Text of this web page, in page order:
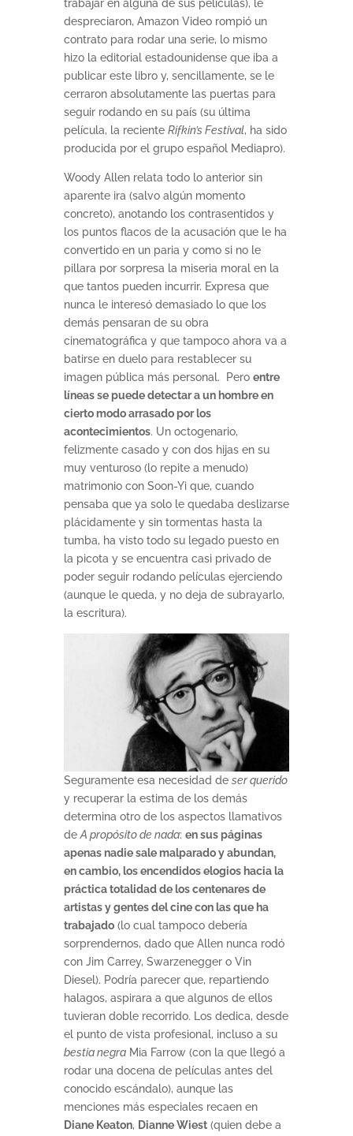
trabajar en alguna de sus películas), le
despreciaron, Amazon Video rompió un
contrato para rodar una serie, lo mismo
hizo la editorial estadounidense que iba a
publicar este libro y, sencillamente, se le
cerraron absolutamente las puertas para
seguir rodando en su país (su última
película, la reciente Rifkin’s Festival, ha sido
producida por el grupo español Mediapro).
Woody Allen relata todo lo anterior sin
aparente ira (salvo algún momento
concreto), anotando los contrasentidos y
los puntos flacos de la acusación que le ha
convertido en un paria y como si no le
pillara por sorpresa la miseria moral en la
que tantos pueden incurrir. Expresa que
nunca le interesó demasiado lo que los
demás pensaran de su obra
cinematográfica y que tampoco ahora va a
batirse en duelo para restablecer su
imagen pública más personal. Pero entre
líneas se puede detectar a un hombre en
cierto modo arrasado por los
acontecimientos. Un octogenario,
felizmente casado y con dos hijas en su
muy venturoso (lo repite a menudo)
matrimonio con Soon-Yi que, cuando
pensaba que ya solo le quedaba deslizarse
plácidamente y sin tormentas hasta la
tumba, ha visto todo su legado puesto en
la picota y se encuentra casi privado de
poder seguir rodando películas ejerciendo
(aunque le queda, y no deja de subrayarlo,
la escritura).
Seguramente esa necesidad de ser querido
y recuperar la estima de los demás
determina otro de los aspectos llamativos
deA propósito de nada: en sus páginas
apenas nadie sale malparado y abundan,
en cambio, los encendidos elogios hacia la
práctica totalidad de los centenares de
artistas y gentes del cine con las que ha
trabajado(lo cual tampoco debería
sorprendernos, dado que Allen nunca rodó
con Jim Carrey, Swarzenegger o Vin
Diesel). Podría parecer que, repartiendo
halagos, aspirara a que algunos de ellos
tuvieran doble recorrido. Los dedica, desde
el punto de vista profesional, incluso a su
bestia negraMia Farrow (con la que llegó a
rodar una docena de películas antes del
conocido escándalo), aunque las
menciones más especiales recaen en
Diane Keaton, Dianne Wiest(quien debe a